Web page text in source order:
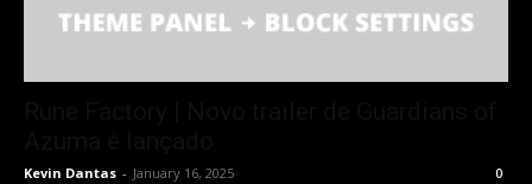
Kevin Dantas - January 16, 2025 0